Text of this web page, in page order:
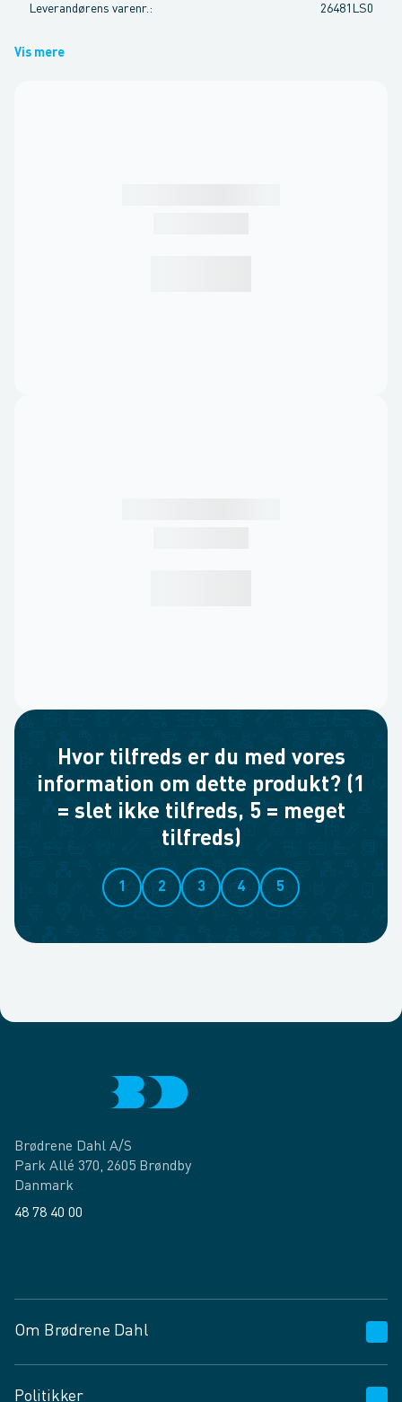
Leverandørens varenr. : 26481LS0
Vis mere
Hvor tilfreds er du med vores
information om dette produkt? (1
= slet ikke tilfreds, 5 = meget
tilfreds)
1 2 3 4 5
Brødrene Dahl A/S
Park Allé 370, 2605 Brøndby
Danmark
48 78 40 00
Om Brødrene Dahl
Politikker